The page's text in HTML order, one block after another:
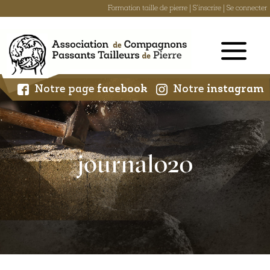
Formation taille de pierre S'inscrire Se connecter
content
Notre page facebook Notre instagram
journal020